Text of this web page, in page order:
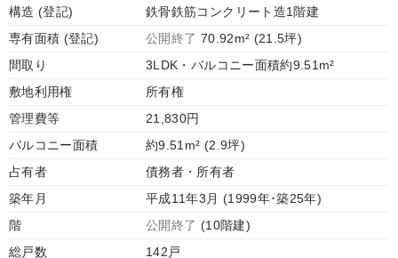
構造 (登記)
鉄骨鉄筋コンクリート造1階建
専有面積 (登記)
公開終了 70.92m² (21.5坪)
間取り
3LDK・バルコニー面積約9.51m²
敷地利用権
所有権
管理費等
21,830円
バルコニー面積
約9.51m² (2.9坪)
占有者
債務者・所有者
築年月
平成11年3月 (1999年･築25年)
階
公開終了 (10階建)
総戸数
142戸